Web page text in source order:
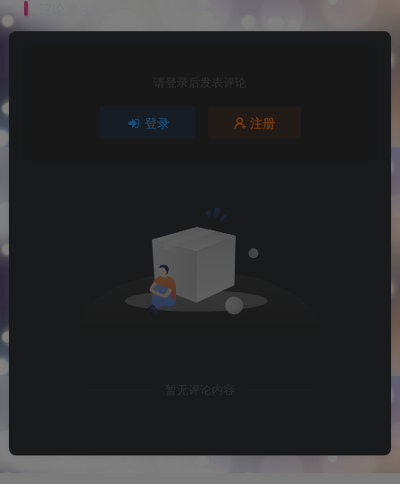
请登录后发表评论
登录 注册
暂无评论内容